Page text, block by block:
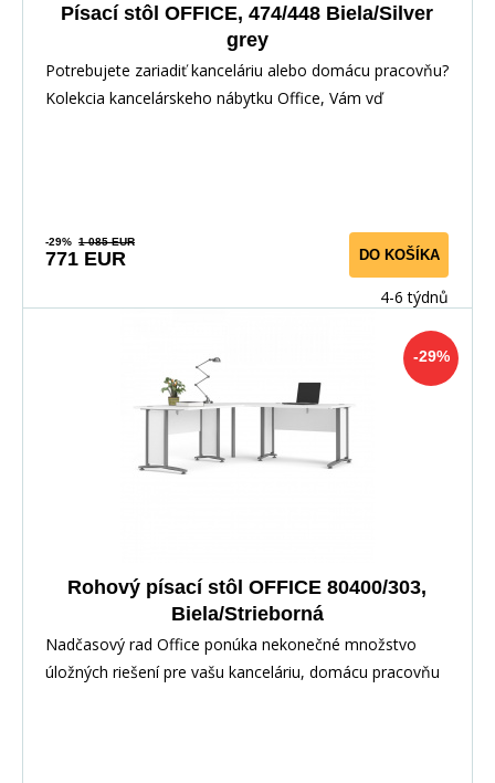
Písací stôl OFFICE, 474/448 Biela/Silver
grey
Potrebujete zariadiť kanceláriu alebo domácu pracovňu?
Kolekcia kancelárskeho nábytku Office, Vám vď
-29% 1 085 EUR
771 EUR DO KOŠÍKA
4-6 týdnů
-29%
Rohový písací stôl OFFICE 80400/303,
Biela/Strieborná
Nadčasový rad Office ponúka nekonečné množstvo
úložných riešení pre vašu kanceláriu, domácu pracovňu